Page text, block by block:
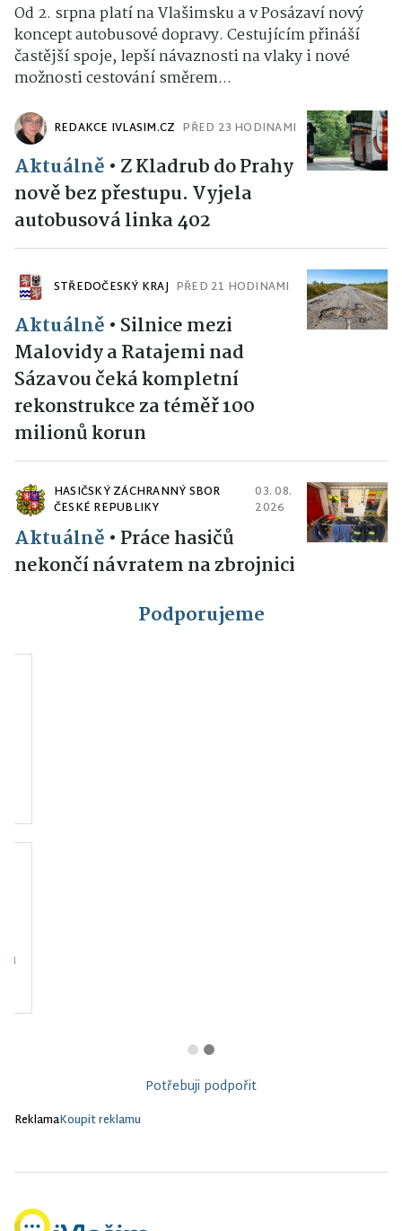
Od 2. srpna platí na Vlašimsku a v Posázaví nový
koncept autobusové dopravy. Cestujícím přináší
častější spoje, lepší návaznosti na vlaky i nové
možnosti cestování směrem...
REDAKCE IVLASIM.CZ PŘED 23 HODINAMI
Aktuálně • Z Kladrub do Prahy
nově bez přestupu. Vyjela
autobusová linka 402
STŘEDOČESKÝ KRAJ PŘED 21 HODINAMI
Aktuálně • Silnice mezi
Malovidy a Ratajemi nad
Sázavou čeká kompletní
rekonstrukce za téměř 100
milionů korun
HASIČSKÝ ZÁCHRANNÝ SBOR
ČESKÉ REPUBLIKY
03. 08.
2026
Aktuálně • Práce hasičů
nekončí návratem na zbrojnici
Podporujeme
Potřebuji podpořit
ReklamaKoupit reklamu